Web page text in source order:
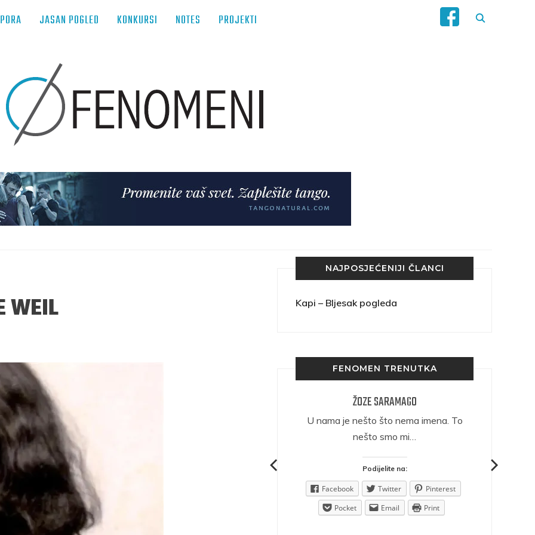
JASAN POGLED KONKURSI NOTES PROJEKTI
WEIL
NAJPOSJEĆENIJI ČLANCI
Kapi – Bljesak pogleda
FENOMEN TRENUTKA
ŽOZE SARAMAGO
U nama je nešto što nema imena. To
nešto smo mi…
Podijelite na:
Facebook Twitter
Pinterest
Pocket
Email Print
JESENJIN
navikli na življenje pod
navikli smo da užižemo
ikonama, ali ne i pred
čovjekom.
Podijelite na:
Twitter
Pinterest